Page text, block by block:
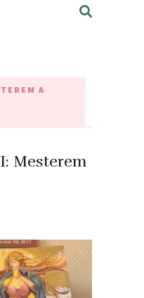
A
Mesterem